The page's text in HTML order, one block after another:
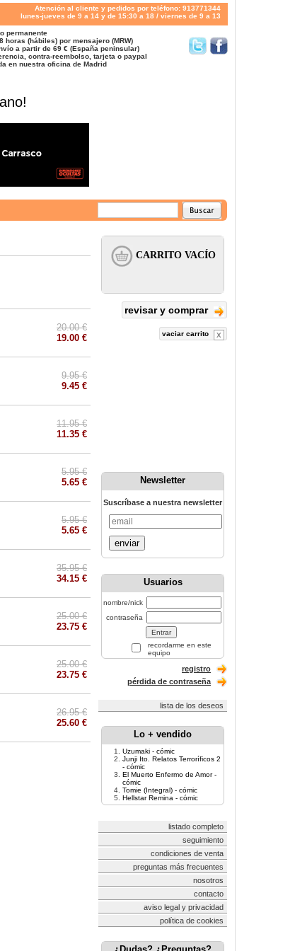
Atención al cliente y pedidos por teléfono: 913771344
lunes-jueves de 9 a 14 y de 15:30 a 18 / viernes de 9 a 13
permanente
horas (hábiles) por mensajero (MRW)
a partir de 69 € (España peninsular)
contra-reembolso, tarjeta o paypal
en nuestra oficina de Madrid
20.00 €
19.00 €
9.95 €
9.45 €
11.95 €
11.35 €
5.95 €
5.65 €
5.95 €
5.65 €
35.95 €
34.15 €
25.00 €
23.75 €
25.00 €
23.75 €
26.95 €
25.60 €
revisar y comprar
vaciar carrito
Newsletter
Suscríbase a nuestra newsletter
enviar
Usuarios
nombre/nick
contraseña
recordarme en este
equipo
registro
pérdida de contraseña
lista de los deseos
Lo + vendido
Uzumaki - cómic
Junji Ito. Relatos Terroríficos 2
- cómic
El Muerto Enfermo de Amor -
cómic
Tomie (Integral) - cómic
Hellstar Remina - cómic
listado completo
seguimiento
condiciones de venta
preguntas más frecuentes
nosotros
contacto
aviso legal y privacidad
política de cookies